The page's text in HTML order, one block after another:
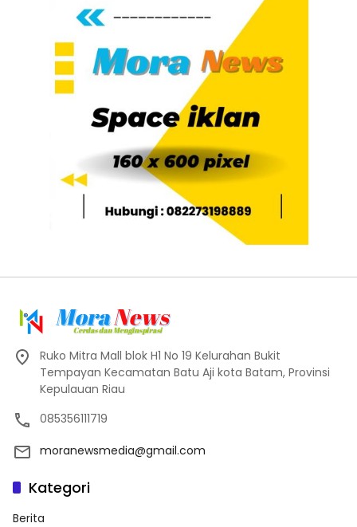
Ruko Mitra Mall blok H1 No 19 Kelurahan Bukit
Tempayan Kecamatan Batu Aji kota Batam, Provinsi
Kepulauan Riau
085356111719
moranewsmedia@gmail.com
Kategori
Berita